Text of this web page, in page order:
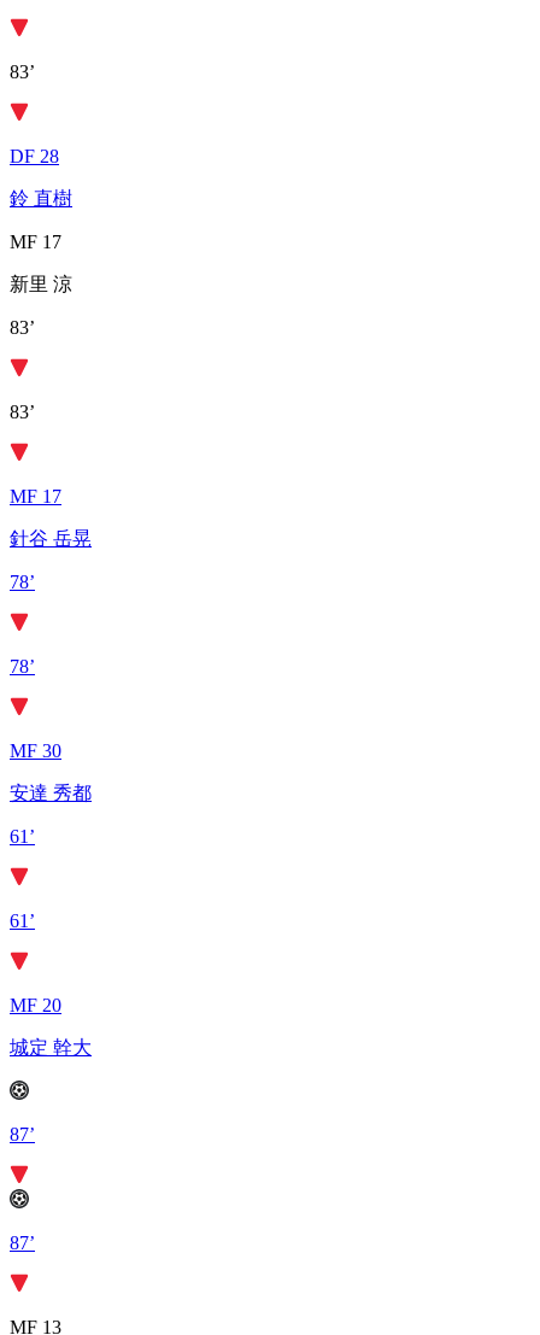
83’
DF 28
鈴 直樹
MF 17
新里 涼
83’
83’
MF 17
針谷 岳晃
78’
78’
MF 30
安達 秀都
61’
61’
MF 20
城定 幹大
87’
87’
MF 13